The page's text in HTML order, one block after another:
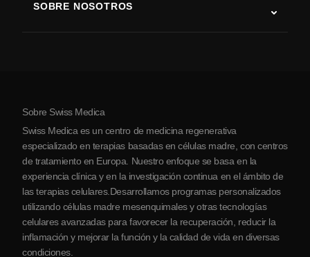
Enfermedad de Parkinson
Artritis
SOBRE NOSOTROS
Sobre Serbia
Colaboraciones
Sobre Swiss Medica
Swiss Medica es un centro de medicina regenerativa
especializado en terapias basadas en células madre, con centros
de tratamiento en Europa. Nuestro enfoque se basa en la
experiencia clínica y en la investigación continua en el ámbito de
las terapias celulares.Desarrollamos programas personalizados
utilizando células madre mesenquimales y otras tecnologías
celulares avanzadas para favorecer la recuperación, reducir la
inflamación y mejorar la función y la calidad de vida en diversas
condiciones.